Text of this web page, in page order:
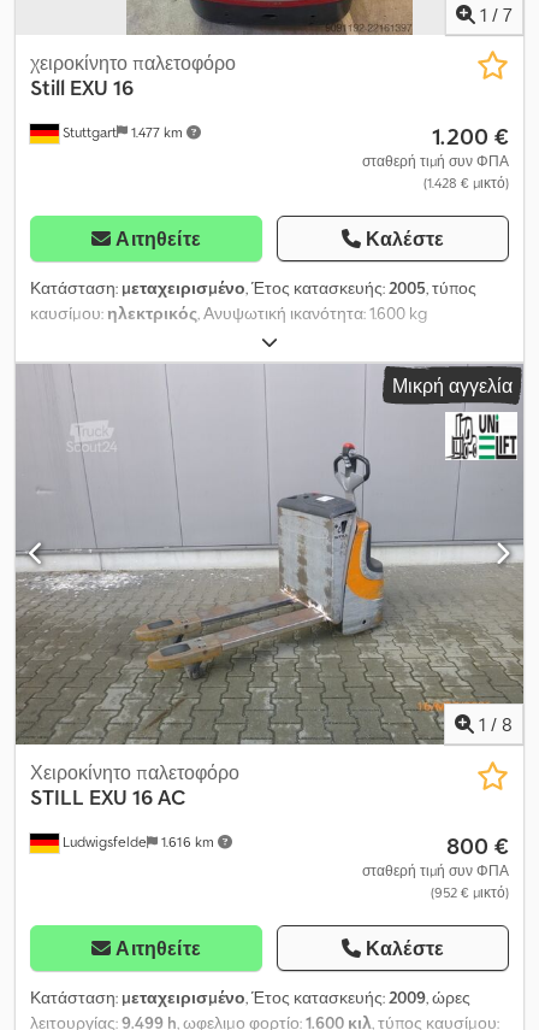
1 / 7
Stuttgart 1.477 km
χειροκίνητο παλετοφόρο
Still EXU 16
1.200 €
σταθερή τιμή συν ΦΠΑ
(1.428 € μικτό)
Αιτηθείτε Καλέστε
Κατάσταση: μεταχειρισμένο, Έτος κατασκευής: 2005, τύπος
καυσίμου: ηλεκτρικός , Ανυψωτική ικανότητα: 1.600 kg
Επικοινωνήστε με το Κέντρο Μεταχειρισμένων Μηχανημάτων για
περισσότερες πληροφορίες. Crsdpfxozfl Uzo Aigef
Μικρή αγγελία
1 / 8
Ludwigsfelde 1.616 km
Χειροκίνητο παλετοφόρο
STILL EXU 16 AC
800 €
σταθερή τιμή συν ΦΠΑ
(952 € μικτό)
Αιτηθείτε Καλέστε
Κατάσταση: μεταχειρισμένο, Έτος κατασκευής:2009, ώρες
λειτουργίας:9.499 h, ωφελιμο φορτίο:1.600 κιλ, τύπος καυσίμου: